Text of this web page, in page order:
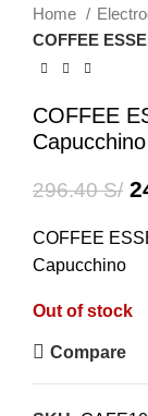
Home
COFFEE
COFFEE
Capucchino
296.40S/
COFFEE
Capucchino
Out of stock
Compare